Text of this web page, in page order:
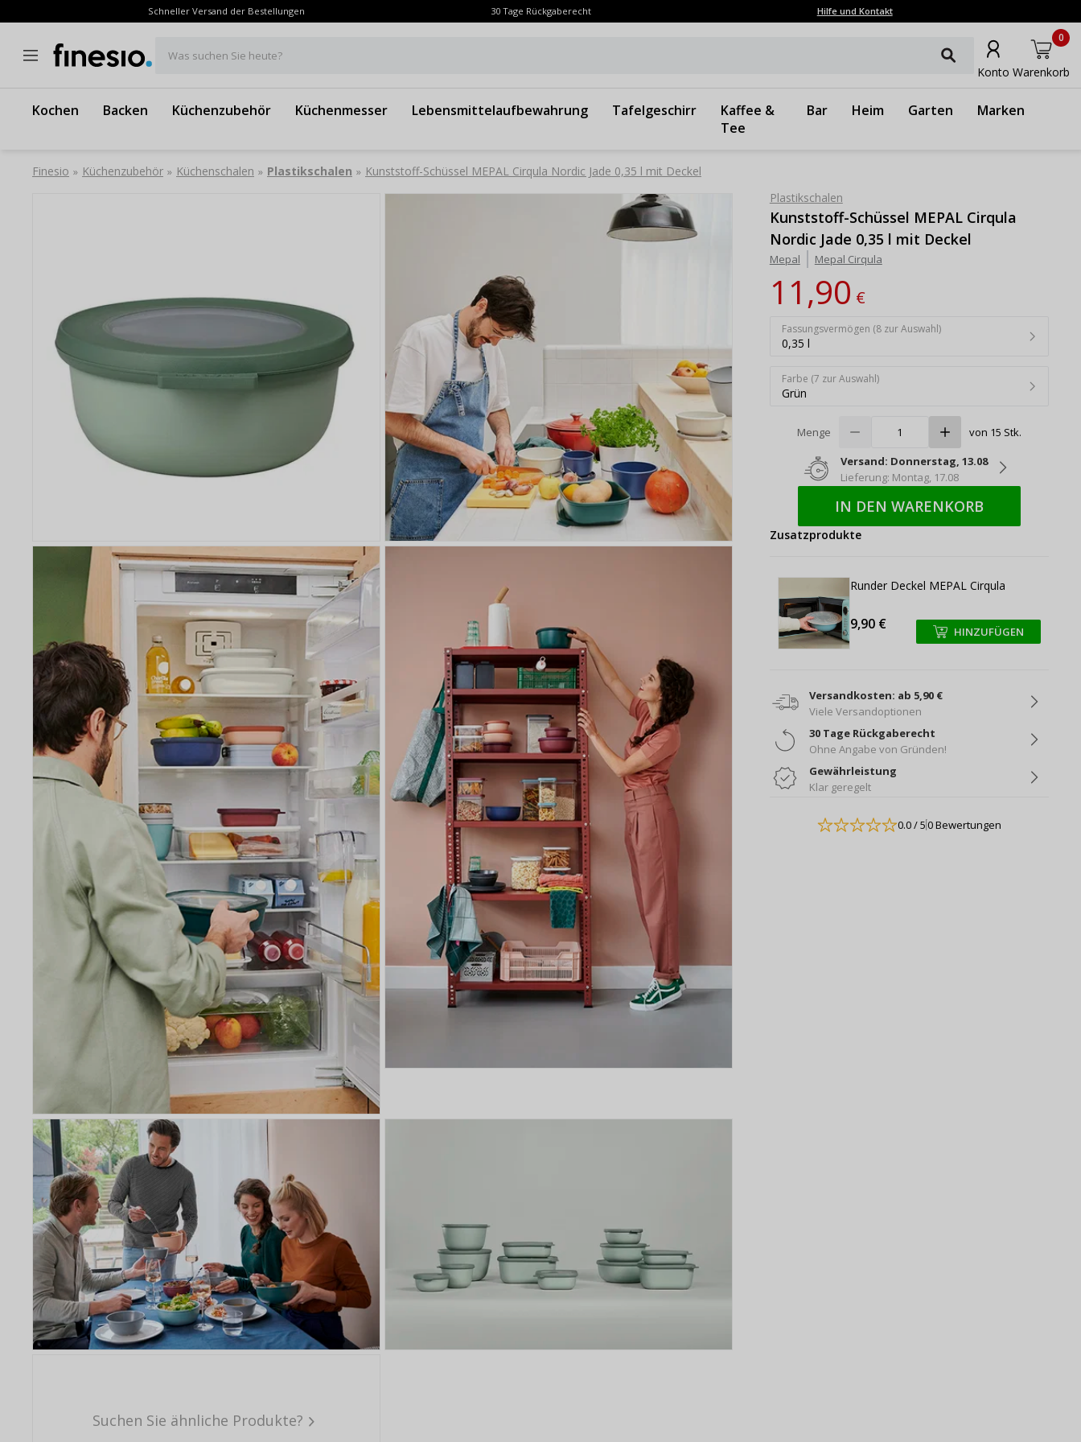
Schneller Versand der Bestellungen 30 Tage Rückgaberecht Hilfe und Kontakt
Was suchen Sie heute?
Konto Warenkorb
0
Kochen Backen Küchenzubehör Küchenmesser Lebensmittelaufbewahrung Tafelgeschirr
Kaffee &
Tee
Bar Heim Garten Marken
Finesio » Küchenzubehör » Küchenschalen » Plastikschalen » Kunststoff-Schüssel MEPAL Cirqula Nordic Jade 0,35 l mit Deckel
Suchen Sie ähnliche Produkte?
Plastikschalen
Kunststoff-Schüssel MEPAL Cirqula
Nordic Jade 0,35 l mit Deckel
Mepal Mepal Cirqula
11,90€
Fassungsvermögen (8 zur Auswahl)
0,35 l
Farbe (7 zur Auswahl)
Grün
Menge von 15 Stk.
Versand: Donnerstag, 13.08
Lieferung: Montag, 17.08
IN DEN WARENKORB
Zusatzprodukte
Runder Deckel MEPAL Cirqula
9,90 € +
+ HINZUFÜGEN
Versandkosten: ab 5,90 €
Viele Versandoptionen
30 Tage Rückgaberecht
Ohne Angabe von Gründen!
Gewährleistung
Klar geregelt
0.0/ 50 Bewertungen